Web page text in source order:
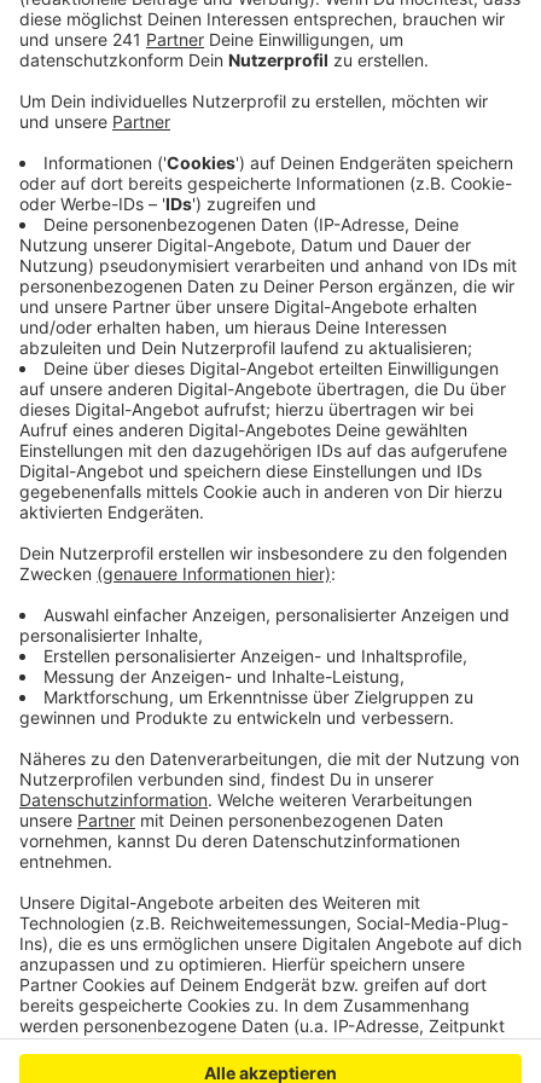
Anzeige
Schwimmenlernen im Schwimmkurs
beschleunigen, sagt auch Frank Scheid von der
Veröffentlicht:Freitag, 20.10.2023 06:37
Anzeige
Es sei wichtig die Kinder spielerisch und behutsam ans
Wasser zu gewöhnen. Wenn die Eltern dort damit
Leichtigkeit vermitteln, sei schon viel erreicht.
Allerdings zeigen die Besucherzahlen in den
Schwimmbädern, dass immer weniger Eltern mit ihren
Kindern Schwimmen, bzw. Baden gehen. Mit einem
Wasseraktionstag will die DLRG Leichlingen Eltern und
Kindern den Sprung ins kalte Wasser am Samstag
erleichtern.
Weitere Infos gibt es auf
https://www.bluetenbad.com/wasserfreude
Anzeige
Anzeige